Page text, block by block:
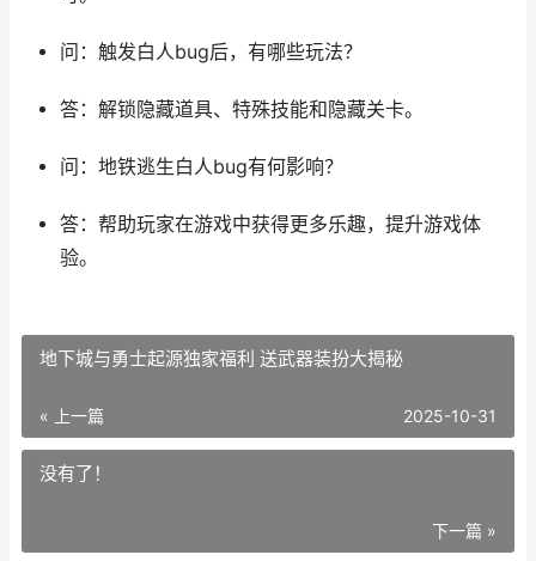
问：触发白人bug后，有哪些玩法？
答：解锁隐藏道具、特殊技能和隐藏关卡。
问：地铁逃生白人bug有何影响？
答：帮助玩家在游戏中获得更多乐趣，提升游戏体
验。
地下城与勇士起源独家福利 送武器装扮大揭秘
« 上一篇 2025-10-31
没有了！
下一篇 »